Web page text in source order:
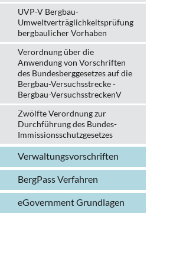
UVP-V Bergbau-
Umweltverträglichkeits­prüfung
bergbau­licher Vorhaben
Verordnung über die
Anwendung von Vorschriften
des Bundesberggesetzes auf die
Bergbau-Versuchsstrecke -
Bergbau-VersuchsstreckenV
Zwölfte Verordnung zur
Durchführung des Bundes-
Immissionsschutzgesetzes
Verwaltungs­vorschriften
BergPass Verfahren
eGovernment Grundlagen